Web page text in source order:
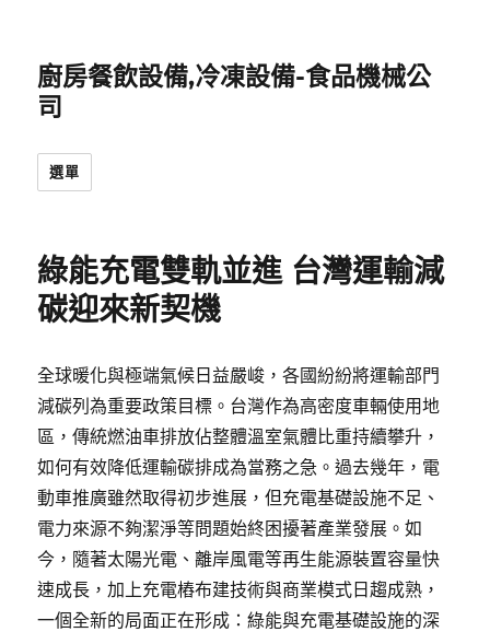
廚房餐飲設備,冷凍設備-食品機械公
司
選單
綠能充電雙軌並進 台灣運輸減
碳迎來新契機
全球暖化與極端氣候日益嚴峻，各國紛紛將運輸部門
減碳列為重要政策目標。台灣作為高密度車輛使用地
區，傳統燃油車排放佔整體溫室氣體比重持續攀升，
如何有效降低運輸碳排成為當務之急。過去幾年，電
動車推廣雖然取得初步進展，但充電基礎設施不足、
電力來源不夠潔淨等問題始終困擾著產業發展。如
今，隨著太陽光電、離岸風電等再生能源裝置容量快
速成長，加上充電樁布建技術與商業模式日趨成熟，
一個全新的局面正在形成：綠能與充電基礎設施的深